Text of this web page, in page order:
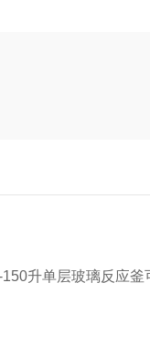
升单层玻璃反应釜